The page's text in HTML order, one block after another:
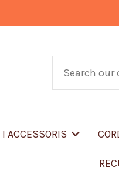
I ACCESSORIS